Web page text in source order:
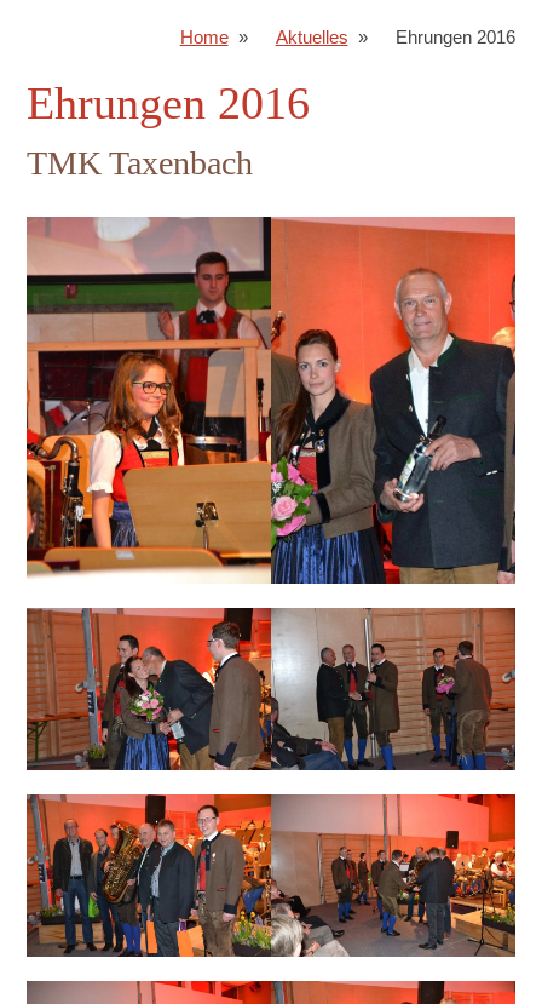
Home Aktuelles Ehrungen 2016
Ehrungen 2016
TMK Taxenbach